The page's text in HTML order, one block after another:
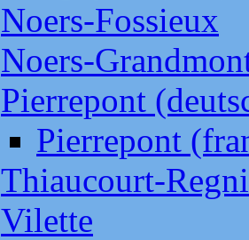
Noers-Fossieux
Noers-
Pierrepont
Pierrepont
Thiaucourt-
Vilette